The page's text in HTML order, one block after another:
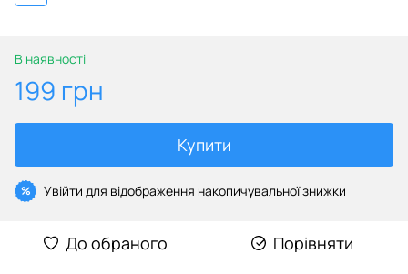
В наявності
199 грн
Купити
% Увійти для відображення накопичувальної знижки
До обраного Порівняти